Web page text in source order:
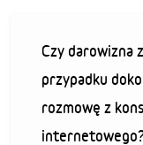
Czy darowizna
przypadku
rozmowę z